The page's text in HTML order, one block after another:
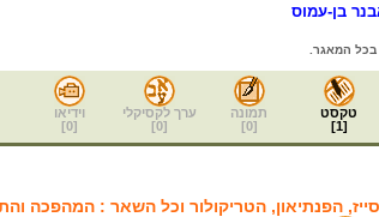
בן-עמוס
בכל המאגר.
טקסט
[
1
]
תמונה
[
0
]
ערך לקסיקלי
[
0
]
וידיאו
[
0
]
הפנתיאון, הטריקולור וכל השאר : המהפכה